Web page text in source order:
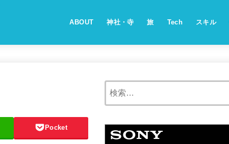
ABOUT 神社・寺 旅 Tech スキル
Pocket